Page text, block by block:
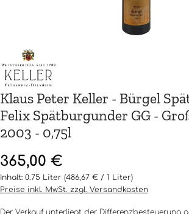
Klaus Peter Keller - Bürgel
Felix Spätburgunder GG -
2003 - 0,75l
Regulärer Preis:
365,00 €
Inhalt: 0.75 Liter (486,67 € / 1 Liter)
Preise inkl. MwSt. zzgl. Versandkosten
Der Verkauf unterliegt der Differenzbesteuerung